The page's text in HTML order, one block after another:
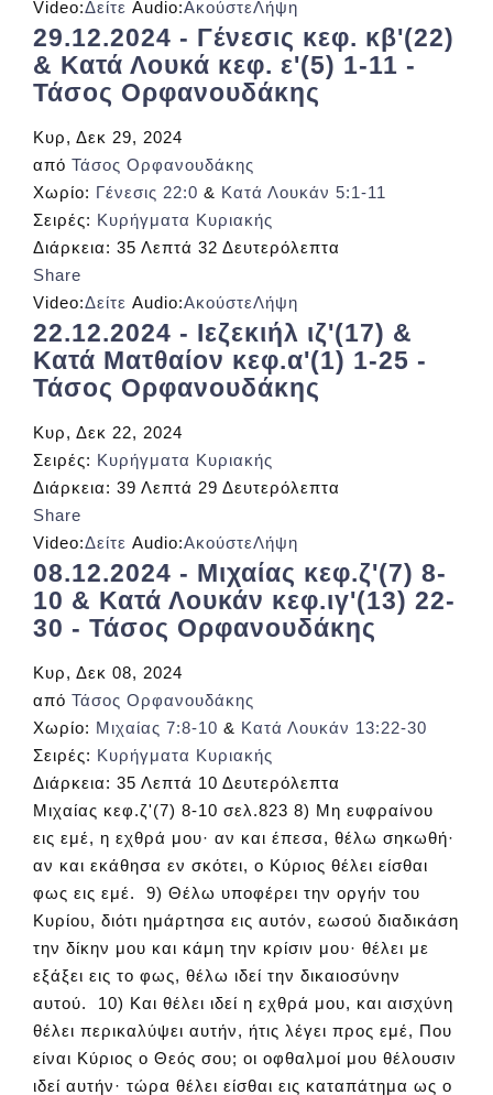
Video:Δείτε Audio:ΑκούστεΛήψη
29.12.2024 - Γένεσις κεφ. κβ'(22)
& Κατά Λουκά κεφ. ε'(5) 1-11 -
Τάσος Ορφανουδάκης
Κυρ, Δεκ 29, 2024
από Τάσος Ορφανουδάκης
Χωρίο: Γένεσις 22:0 & Κατά Λουκάν 5:1-11
Σειρές: Κυρήγματα Κυριακής
Διάρκεια: 35 Λεπτά 32 Δευτερόλεπτα
Share
Video:Δείτε Audio:ΑκούστεΛήψη
22.12.2024 - Ιεζεκιήλ ιζ'(17) &
Κατά Ματθαίον κεφ.α'(1) 1-25 -
Τάσος Ορφανουδάκης
Κυρ, Δεκ 22, 2024
Σειρές: Κυρήγματα Κυριακής
Διάρκεια: 39 Λεπτά 29 Δευτερόλεπτα
Share
Video:Δείτε Audio:ΑκούστεΛήψη
08.12.2024 - Μιχαίας κεφ.ζ'(7) 8-
10 & Κατά Λουκάν κεφ.ιγ'(13) 22-
30 - Τάσος Ορφανουδάκης
Κυρ, Δεκ 08, 2024
από Τάσος Ορφανουδάκης
Χωρίο: Μιχαίας 7:8-10 & Κατά Λουκάν 13:22-30
Σειρές: Κυρήγματα Κυριακής
Διάρκεια: 35 Λεπτά 10 Δευτερόλεπτα
Μιχαίας κεφ.ζ'(7) 8-10 σελ.823 8) Μη ευφραίνου
εις εμέ, η εχθρά μου· αν και έπεσα, θέλω σηκωθή·
αν και εκάθησα εν σκότει, ο Κύριος θέλει είσθαι
φως εις εμέ. 9) Θέλω υποφέρει την οργήν του
Κυρίου, διότι ημάρτησα εις αυτόν, εωσού διαδικάση
την δίκην μου και κάμη την κρίσιν μου· θέλει με
εξάξει εις το φως, θέλω ιδεί την δικαιοσύνην
αυτού. 10) Και θέλει ιδεί η εχθρά μου, και αισχύνη
θέλει περικαλύψει αυτήν, ήτις λέγει προς εμέ, Που
είναι Κύριος ο Θεός σου; οι οφθαλμοί μου θέλουσιν
ιδεί αυτήν· τώρα θέλει είσθαι εις καταπάτημα ως ο